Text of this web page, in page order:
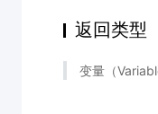
返回类型
变量（